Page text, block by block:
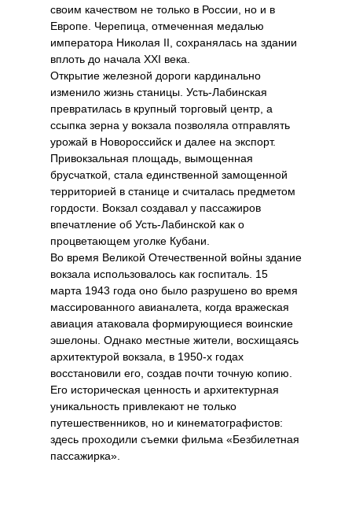
своим качеством не только в России, но и в
Европе. Черепица, отмеченная медалью
императора Николая II, сохранялась на здании
вплоть до начала XXI века.
Открытие железной дороги кардинально
изменило жизнь станицы. Усть-Лабинская
превратилась в крупный торговый центр, а
ссыпка зерна у вокзала позволяла отправлять
урожай в Новороссийск и далее на экспорт.
Привокзальная площадь, вымощенная
брусчаткой, стала единственной замощенной
территорией в станице и считалась предметом
гордости. Вокзал создавал у пассажиров
впечатление об Усть-Лабинской как о
процветающем уголке Кубани.
Во время Великой Отечественной войны здание
вокзала использовалось как госпиталь. 15
марта 1943 года оно было разрушено во время
массированного авианалета, когда вражеская
авиация атаковала формирующиеся воинские
эшелоны. Однако местные жители, восхищаясь
архитектурой вокзала, в 1950-х годах
восстановили его, создав почти точную копию.
Его историческая ценность и архитектурная
уникальность привлекают не только
путешественников, но и кинематографистов:
здесь проходили съемки фильма «Безбилетная
пассажирка».